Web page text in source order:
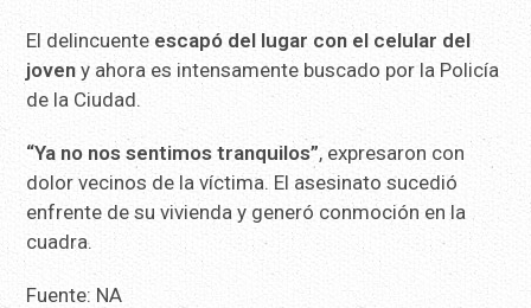
El delincuente escapó del lugar con el celular del
joven y ahora es intensamente buscado por la Policía
de la Ciudad.
“Ya no nos sentimos tranquilos”, expresaron con
dolor vecinos de la víctima. El asesinato sucedió
enfrente de su vivienda y generó conmoción en la
cuadra.
Fuente: NA